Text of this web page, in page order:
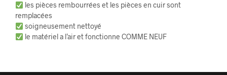
les pièces rembourrées et les pièces en cuir sont
remplacées
soigneusement nettoyé
le matériel a l’air et fonctionne COMME NEUF